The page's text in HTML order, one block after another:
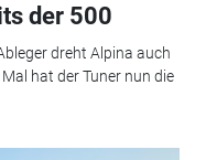
der 500
dreht Alpina auch
hat der Tuner nun die